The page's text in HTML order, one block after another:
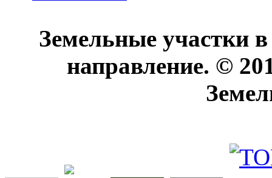
Земельные участки
направление. ©